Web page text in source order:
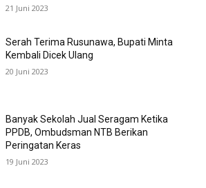
21 Juni 2023
Serah Terima Rusunawa, Bupati Minta
Kembali Dicek Ulang
20 Juni 2023
Banyak Sekolah Jual Seragam Ketika
PPDB, Ombudsman NTB Berikan
Peringatan Keras
19 Juni 2023